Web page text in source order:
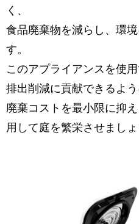
く、
食品廃棄物を減らし、環
す。
このアプライアンスを使
排出削減に貢献できるよう
廃棄コストを最小限に抑え
用して庭を繁栄させましょ